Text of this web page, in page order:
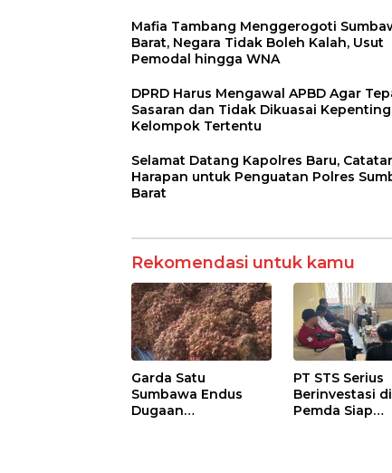
Mafia Tambang Menggerogoti
Barat, Negara Tidak Boleh Kalah, Usut
Pemodal hingga WNA
DPRD Harus Mengawal APBD Agar
Sasaran dan Tidak Dikuasai
Kelompok Tertentu
Selamat Datang Kapolres Baru,
Harapan untuk Penguatan Polres
Barat
Rekomendasi untuk kamu
Garda Satu
Sumbawa Endus
Dugaan
PT STS Serius
Berinvestasi di
Pemda Siap